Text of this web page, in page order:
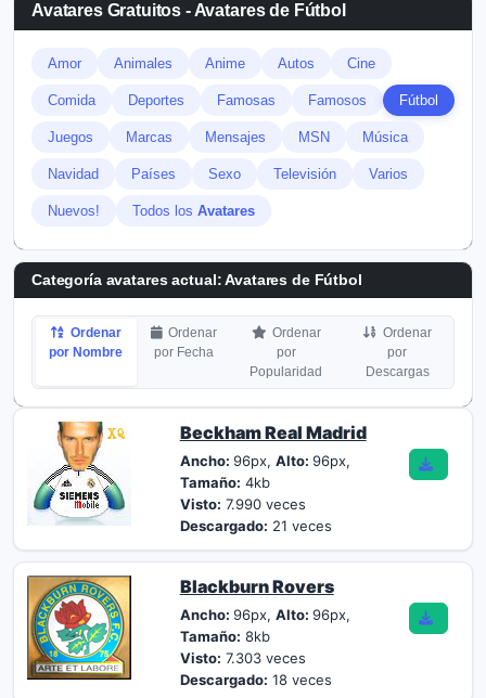
Avatares Gratuitos - Avatares de Fútbol
Amor Animales Anime Autos Cine
Comida Deportes Famosas Famosos Fútbol
Juegos Marcas Mensajes MSN Música
Navidad Países Sexo Televisión Varios
Nuevos! Todos los Avatares
Categoría avatares actual: Avatares de Fútbol
Ordenar
por Nombre
Ordenar
por Fecha
Ordenar
por
Popularidad
Ordenar
por
Descargas
Beckham Real Madrid
Ancho: 96px, Alto: 96px,
Tamaño: 4kb
Visto: 7.990 veces
Descargado: 21 veces
Blackburn Rovers
Ancho: 96px, Alto: 96px,
Tamaño: 8kb
Visto: 7.303 veces
Descargado: 18 veces